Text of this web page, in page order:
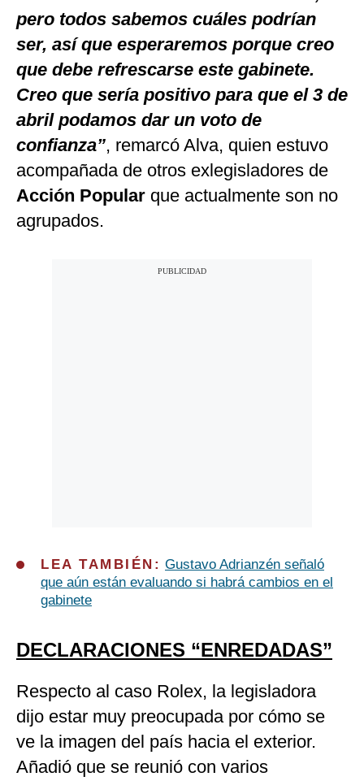
pero todos sabemos cuáles podrían
ser, así que esperaremos porque creo
que debe refrescarse este gabinete.
Creo que sería positivo para que el 3 de
abril podamos dar un voto de
confianza”, remarcó Alva, quien estuvo
acompañada de otros exlegisladores de
Acción Popular que actualmente son no
agrupados.
LEA TAMBIÉN: Gustavo Adrianzén señaló
que aún están evaluando si habrá cambios en el
gabinete
DECLARACIONES “ENREDADAS”
Respecto al caso Rolex, la legisladora
dijo estar muy preocupada por cómo se
ve la imagen del país hacia el exterior.
Añadió que se reunió con varios